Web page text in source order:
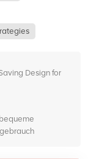
Design for